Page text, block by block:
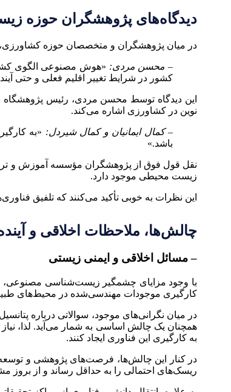
دیدگاه‌های پژوهشگران حوزه
در میان پژوهشگران و متخصصان حوزه کشاورزی،
– محسن مردی: «هوش مصنوعی الگوی کشت
کشور در شرایط تغییر اقلیم فعلی و حتی
این دیدگاه توسط محسن مردی، رئیس پژوهشگاه
نوین در کشاورزی اشاره می‌کند.
– کمال ایمانیان و کمال شیردل: «به
باشد.»
نقل قول فوق از پژوهشگران مؤسسه آموزش و
زیست محیطی موجود دارد.
این نظرات به خوبی تأکید می‌کنند که تلفیق
چالش‌ها، ملاحظات اخلاقی و
– مسائل اخلاقی و ایمنی زیستی
با وجود مزایای چشمگیر زیست‌شناسی مصنوعی،
کارگیری موجودات مهندسی‌شده در محیط‌های
در میان نگرانی‌های موجود، سوالاتی درباره
همچنان یک چالش اساسی به شمار می‌آید. لذا،
به کارگیری این فناوری ایجاد کنند.
در کنار این چالش‌ها، فرصت‌های پژوهشی و
ریسک‌های احتمالی را به حداقل رساند و از بروز